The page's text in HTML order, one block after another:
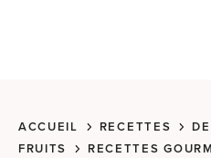
ACCUEIL RECETTES
FRUITS
RECETTES